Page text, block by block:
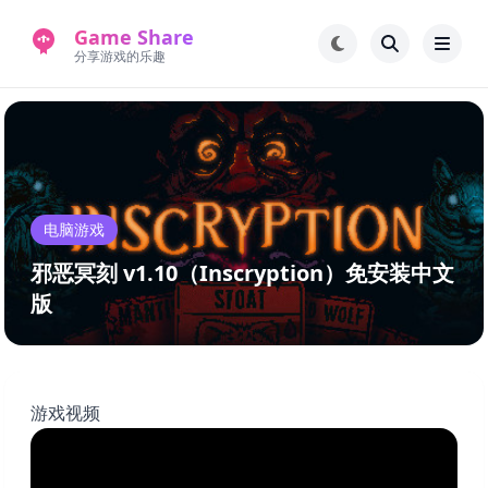
Game Share
分享游戏的乐趣
首页 电脑游戏
手机游戏 常见问题解答
新版游戏站 永久地址
电脑游戏
邪恶冥刻 v1.10（Inscryption）免安装中文
版
游戏视频